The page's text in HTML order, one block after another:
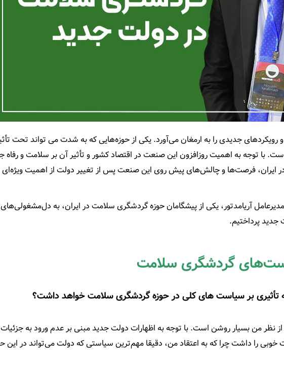
رویکردهای جدیدی را به ارمغان می‌آورد. یکی از حوزه‌هایی که به شدت می تواند تحت
با توجه به اهمیت روزافزون این صنعت در اقتصاد کشور و تأثیر آن بر سلامت و رفاه
فرصت‌ها و چالش‌های پیش روی این صنعت پس از تغییر دولت از اهمیت ویژه‌ای
آریامدتور، یکی از پیشگامان حوزه گردشگری سلامت در ایران، به
جدید پرداختیم.
گردشگری سلامت
تأثیری بر سیاست های کلی در حوزه گردشگری سلامت خواهد داشت؟
من بسیار روشن است. با توجه به اظهارات دولت جدید مبنی بر عدم ورود به جزئیات
را داشت چرا که به اعتقاد من، دقیقا مهم‌ترین سیاستی که دولت می‌تواند در این